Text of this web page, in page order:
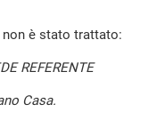
è stato trattato:
REFERENTE
Casa.